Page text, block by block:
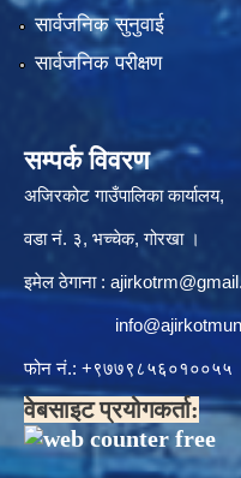
सार्वजनिक सुनुवाई
सार्वजनिक परीक्षण
सम्पर्क विवरण
अजिरकोट गाउँपालिका कार्यालय,
वडा नं. ३, भच्चेक, गोरखा ।
इमेल ठेगाना :
फोन नं.: ‍‌+९७७९८५६०१००५५
वेबसाइट प्रयोगकर्ता: